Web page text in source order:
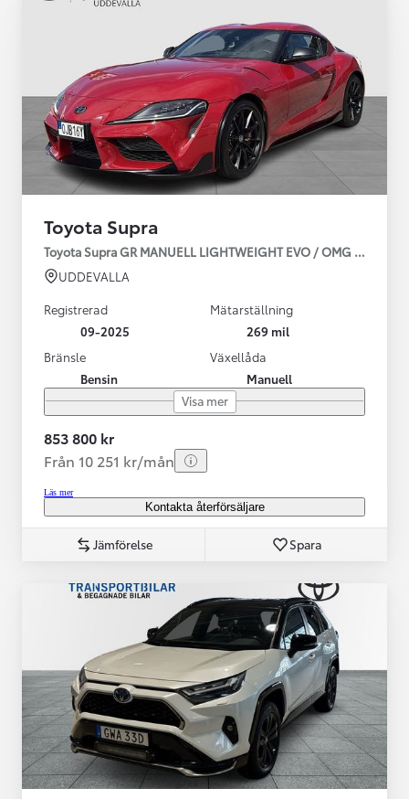
Toyota Supra
Toyota Supra GR MANUELL LIGHTWEIGHT EVO / OMG LEV!
UDDEVALLA
Registrerad
09-2025
Mätarställning
269 mil
Bränsle
Bensin
Växellåda
Manuell
Visa mer
853 800 kr
Från 10 251 kr/mån
Läs mer
Kontakta återförsäljare
Jämförelse Spara